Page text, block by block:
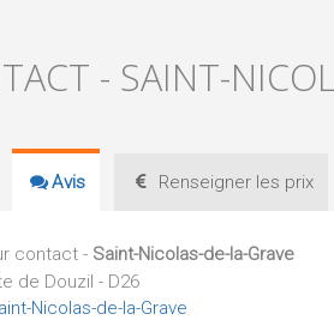
- SAINT-
Avis Renseigner les prix
contact - Saint-Nicolas-de-la-Grave
de Douzil - D26
Nicolas-de-la-Grave